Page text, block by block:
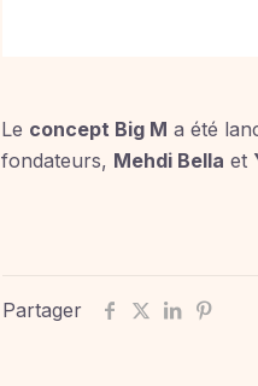
Le concept Big M a été
fondateurs, Mehdi Bella et
Partager